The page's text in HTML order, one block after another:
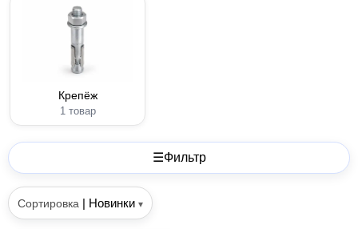
Крепёж
1 товар
☰Фильтр
Сортировка | Новинки ▾